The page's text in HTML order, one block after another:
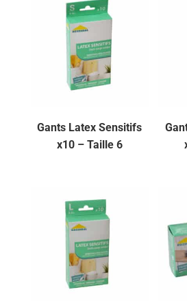
Gants Latex Sensitifs
x10 – Taille 6